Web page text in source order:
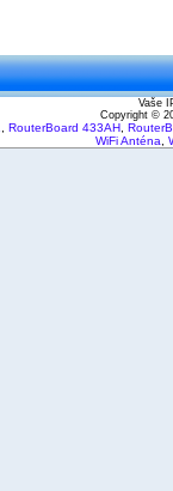
Vaše
Copyright ©
RouterBoard 433AH
WiFi Anténa